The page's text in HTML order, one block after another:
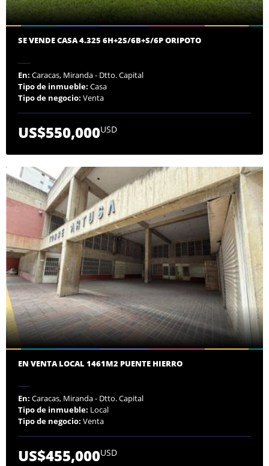
SE VENDE CASA 4.325 6H+2S/6B+S/6P ORIPOTO
En: Caracas, Miranda - Dtto. Capital
Tipo de inmueble: Casa
Tipo de negocio: Venta
US$550,000USD
EN VENTA LOCAL 1461M2 PUENTE HIERRO
En: Caracas, Miranda - Dtto. Capital
Tipo de inmueble: Local
Tipo de negocio: Venta
US$455,000USD